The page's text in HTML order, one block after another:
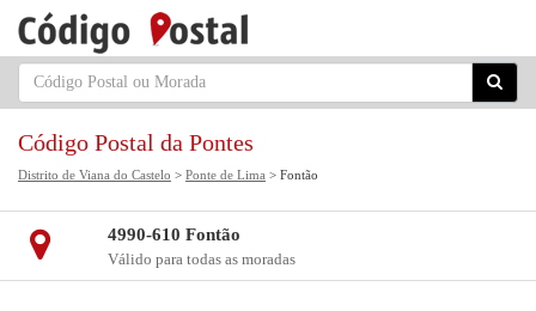
Código Postal da Pontes
Distrito de Viana do Castelo > Ponte de Lima > Fontão
4990-610 Fontão
Válido para todas as moradas